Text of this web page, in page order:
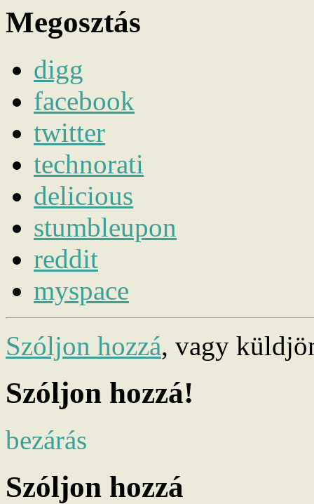
Megosztás
digg
facebook
twitter
technorati
delicious
stumbleupon
reddit
myspace
Szóljon hozzá, vagy
Szóljon hozzá!
bezárás
Szóljon hozzá